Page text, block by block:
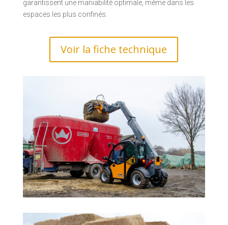
garantissent une maniabilité optimale, même dans les
espaces les plus confinés.
Voir la fiche technique